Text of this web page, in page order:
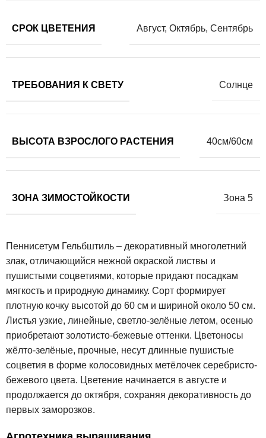
СРОК ЦВЕТЕНИЯ Август, Октябрь, Сентябрь
ТРЕБОВАНИЯ К СВЕТУ Солнце
ВЫСОТА ВЗРОСЛОГО РАСТЕНИЯ 40см/60см
ЗОНА ЗИМОСТОЙКОСТИ Зона 5
Пеннисетум Гельбштиль – декоративный многолетний
злак, отличающийся нежной окраской листвы и
пушистыми соцветиями, которые придают посадкам
мягкость и природную динамику. Сорт формирует
плотную кочку высотой до 60 см и шириной около 50 см.
Листья узкие, линейные, светло-зелёные летом, осенью
приобретают золотисто-бежевые оттенки. Цветоносы
жёлто-зелёные, прочные, несут длинные пушистые
соцветия в форме колосовидных метёлочек серебристо-
бежевого цвета. Цветение начинается в августе и
продолжается до октября, сохраняя декоративность до
первых заморозков.